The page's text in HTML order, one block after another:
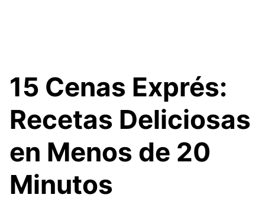
15 Cenas Exprés:
Recetas Deliciosas
en Menos de 20
Minutos